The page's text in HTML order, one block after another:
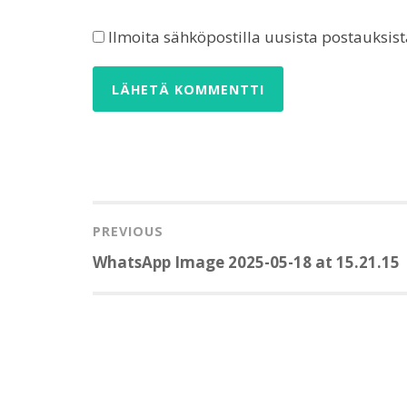
Ilmoita sähköpostilla uusista
selaus
PREVIOUS
Previous
WhatsApp Image 2025-05-18 at 15.21.15